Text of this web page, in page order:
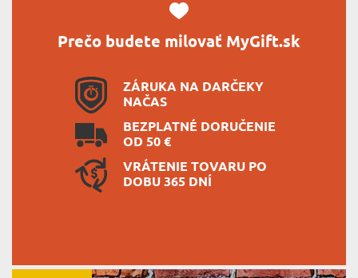
Prečo budete milovať MyGift.sk
ZÁRUKA NA DARČEKY
NAČAS
BEZPLATNÉ DORUČENIE
OD 50 €
VRÁTENIE TOVARU PO
DOBU 365 DNÍ